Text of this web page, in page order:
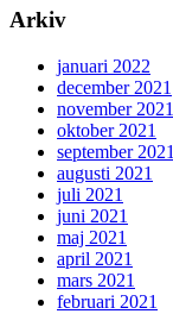
Arkiv
januari 2022
december 2021
november 2021
oktober 2021
september 2021
augusti 2021
juli 2021
juni 2021
maj 2021
april 2021
mars 2021
februari 2021